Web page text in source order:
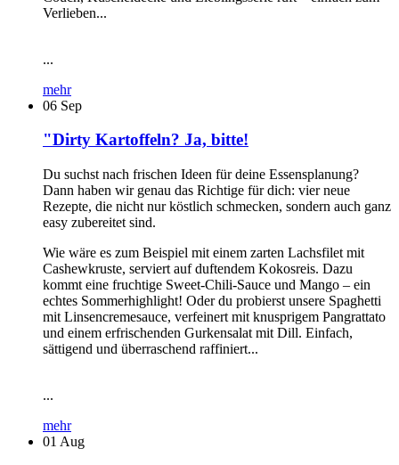
Verlieben...
...
mehr
06 Sep
"Dirty Kartoffeln? Ja, bitte!
Du suchst nach frischen Ideen für deine Essensplanung?
Dann haben wir genau das Richtige für dich: vier neue
Rezepte, die nicht nur köstlich schmecken, sondern auch ganz
easy zubereitet sind.
Wie wäre es zum Beispiel mit einem zarten Lachsfilet mit
Cashewkruste, serviert auf duftendem Kokosreis. Dazu
kommt eine fruchtige Sweet-Chili-Sauce und Mango – ein
echtes Sommerhighlight! Oder du probierst unsere Spaghetti
mit Linsencremesauce, verfeinert mit knusprigem Pangrattato
und einem erfrischenden Gurkensalat mit Dill. Einfach,
sättigend und überraschend raffiniert...
...
mehr
01 Aug